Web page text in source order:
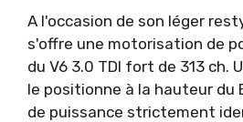
A l'occasion de son léger
s'offre une motorisation de
du V6 3.0 TDI fort de 313 ch.
le positionne à la hauteur du
de puissance strictement